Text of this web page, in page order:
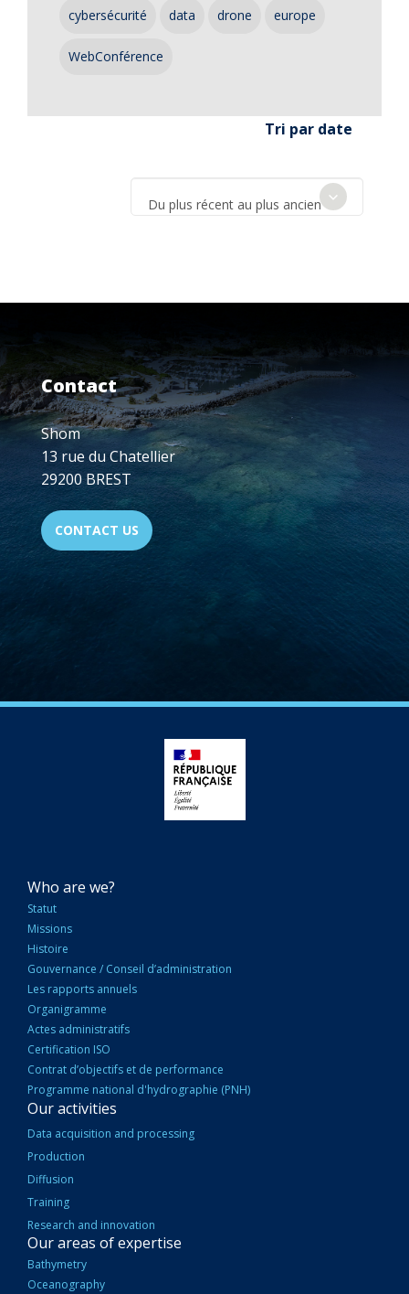
cybersécurité data drone europe
WebConférence
Tri par date
Du plus récent au plus ancien
Contact
Shom
13 rue du Chatellier
29200 BREST
CONTACT US
NAVIGATION
PRINCIPALE
Who are we?
Statut
Missions
Histoire
Gouvernance / Conseil d’administration
Les rapports annuels
Organigramme
Actes administratifs
Certification ISO
Contrat d’objectifs et de performance
Programme national d'hydrographie (PNH)
Our activities
Data acquisition and processing
Production
Diffusion
Training
Research and innovation
Our areas of expertise
Bathymetry
Oceanography